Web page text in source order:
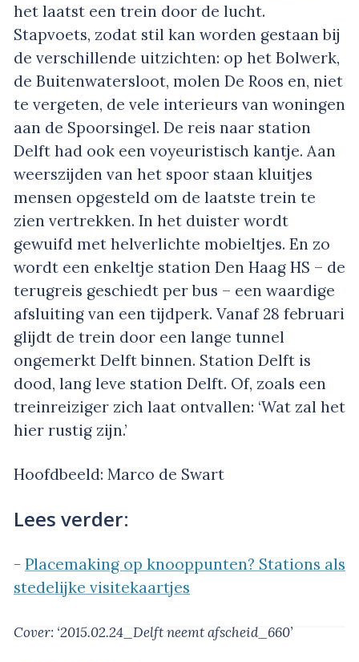
het laatst een trein door de lucht.
Stapvoets, zodat stil kan worden gestaan bij
de verschillende uitzichten: op het Bolwerk,
de Buitenwatersloot, molen De Roos en, niet
te vergeten, de vele interieurs van woningen
aan de Spoorsingel. De reis naar station
Delft had ook een voyeuristisch kantje. Aan
weerszijden van het spoor staan kluitjes
mensen opgesteld om de laatste trein te
zien vertrekken. In het duister wordt
gewuifd met helverlichte mobieltjes. En zo
wordt een enkeltje station Den Haag HS – de
terugreis geschiedt per bus – een waardige
afsluiting van een tijdperk. Vanaf 28 februari
glijdt de trein door een lange tunnel
ongemerkt Delft binnen. Station Delft is
dood, lang leve station Delft. Of, zoals een
treinreiziger zich laat ontvallen: ‘Wat zal het
hier rustig zijn.’
Hoofdbeeld: Marco de Swart
Lees verder:
- Placemaking op knooppunten? Stations als
stedelijke visitekaartjes
Cover: ‘2015.02.24_Delft neemt afscheid_660’